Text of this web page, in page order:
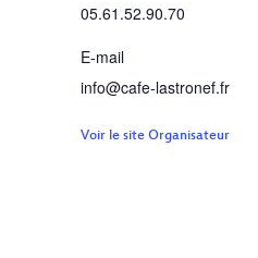
05.61.52.90.70
E-mail
info@cafe-lastronef.fr
Voir le site Organisateur